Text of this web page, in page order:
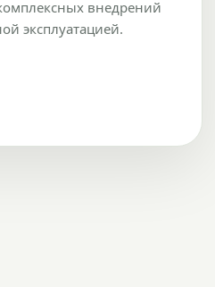
внедрений
эксплуатацией.